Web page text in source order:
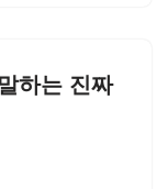
하는 진짜